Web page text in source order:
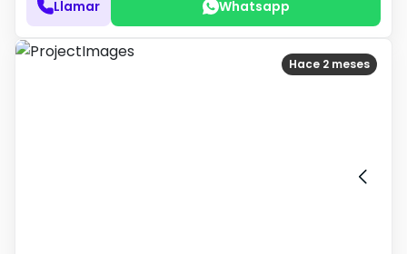
Llamar Whatsapp
Hace 2 meses